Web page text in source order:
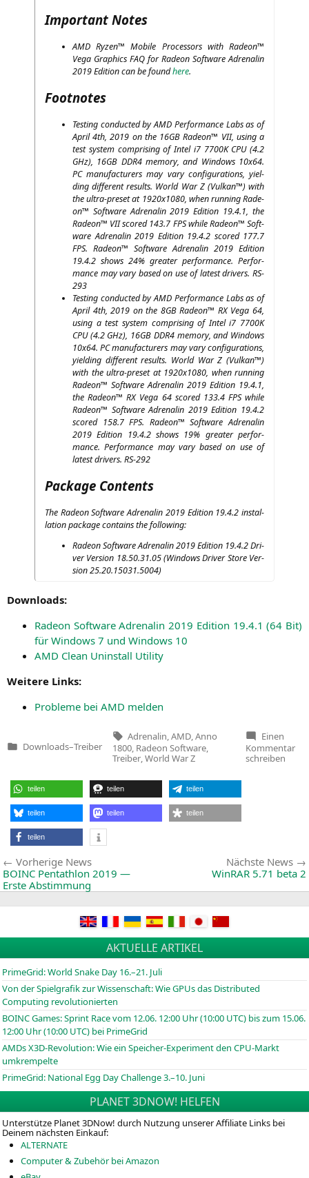
Important Notes
AMD Ryzen™ Mobi­le Pro­ces­sors with Rade­on™
Vega Gra­phics FAQ for Rade­on Soft­ware Adre­na­lin
2019 Edi­ti­on can be foundhere.
Footnotes
Test­ing con­duc­ted byAMD Per­for­mance Labs as of
April 4th, 2019 on the 16GB Rade­on™ VII, using a
test sys­tem com­pri­sing of Intel i7 7700K CPU(4.2
GHz), 16GB DDR4memo­ry, and Win­dows 10x64.
PCmanu­fac­tu­r­ers may vary con­fi­gu­ra­ti­ons, yiel­
ding dif­fe­rent results. World War Z (Vul­kan™) with
the ultra-pre­set at 1920x1080, when run­ning Rade­
on™ Soft­ware Adre­na­lin 2019 Edi­ti­on 19.4.1, the
Rade­on™ VIIscored 143.7 FPSwhile Rade­on™ Soft­
ware Adre­na­lin 2019 Edi­ti­on 19.4.2 scored 177.7
FPS. Rade­on™ Soft­ware Adre­na­lin 2019 Edi­ti­on
19.4.2 shows 24% grea­ter per­for­mance. Per­for­
mance may vary based on use of latest dri­vers. RS-
293
Test­ing con­duc­ted byAMD Per­for­mance Labs as of
April 4th, 2019 on the 8GBRade­on™ RXVega 64,
using a test sys­tem com­pri­sing of Intel i7 7700K
CPU(4.2 GHz), 16GB DDR4memo­ry, and Win­dows
10x64.PCmanu­fac­tu­r­ers may vary con­fi­gu­ra­ti­ons,
yiel­ding dif­fe­rent results. World War Z (Vul­kan™)
with the ultra-pre­set at 1920x1080, when run­ning
Rade­on™ Soft­ware Adre­na­lin 2019 Edi­ti­on 19.4.1,
the Rade­on™RXVega 64 scored 133.4 FPSwhile
Rade­on™ Soft­ware Adre­na­lin 2019 Edi­ti­on 19.4.2
scored 158.7FPS. Rade­on™ Soft­ware Adre­na­lin
2019 Edi­ti­on 19.4.2 shows 19% grea­ter per­for­
mance. Per­for­mance may vary based on use of
latest dri­vers. RS-292
Package Contents
The Rade­on Soft­ware Adre­na­lin 2019 Edi­ti­on 19.4.2 instal­
la­ti­on packa­ge con­ta­ins the following:
Rade­on Soft­ware Adre­na­lin 2019 Edi­ti­on 19.4.2 Dri­
ver Ver­si­on 18.50.31.05 (Win­dows Dri­ver Store Ver­
si­on 25.20.15031.5004)
Down­loads:
Rade­on Soft­ware Adre­na­lin 2019 Edi­ti­on 19.4.1 (64 Bit)
für Win­dows 7 und Win­dows 10
AMD Clean Unin­stall Utility
Wei­te­re Links:
Pro­ble­me bei AMD melden
Veröffentlicht
Downloads–Treiber
Tags:
Adrenalin,AMD,Anno
1800, Radeon Software,
Treiber,World War Z
Einen
Kommentarzu
schreiben
teilen teilen teilen
teilen teilen teilen
teilen
Beitragsnavigation
Vorherige NewsVorherige
News:
BOINC Pentathlon 2019 —
Erste Abstimmung
Nächste News
WinRAR 5.71 beta 2
AKTUELLE ARTIKEL
PrimeGrid: World Snake Day 16.–21. Juli
Von der Spielgrafik zur Wissenschaft: Wie GPUs das Distributed
Computing revolutionierten
BOINCGames: Sprint Race vom 12.06. 12:00 Uhr (10:00 UTC) bis zum 15.06.
12:00 Uhr (10:00 UTC) bei PrimeGrid
AMDs X3D-Revolution: Wie ein Speicher-Experiment den CPU-Markt
umkrempelte
PrimeGrid: National Egg Day Challenge 3.–10. Juni
PLANET 3DNOW! HELFEN
Unterstütze Planet 3DNow! durch Nutzung unserer Affiliate Links bei
Deinem nächsten Einkauf:
ALTERNATE
Computer & Zubehör bei Amazon